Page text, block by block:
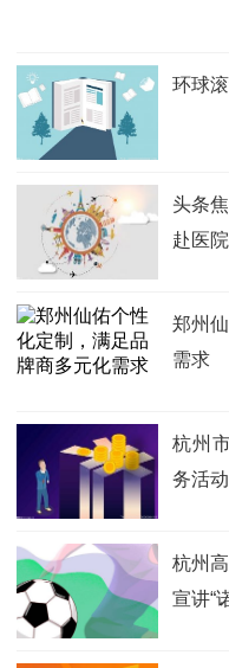
环球
头条
赴医
郑州
需求
杭州
务活动
杭州
宣讲“